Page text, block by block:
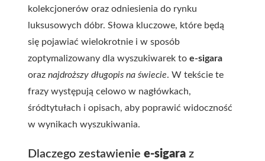
kolekcjonerów oraz odniesienia do rynku
luksusowych dóbr. Słowa kluczowe, które będą
się pojawiać wielokrotnie i w sposób
zoptymalizowany dla wyszukiwarek to e-sigara
oraz najdroższy długopis na świecie. W tekście te
frazy występują celowo w nagłówkach,
śródtytułach i opisach, aby poprawić widoczność
w wynikach wyszukiwania.
Dlaczego zestawienie e-sigara z